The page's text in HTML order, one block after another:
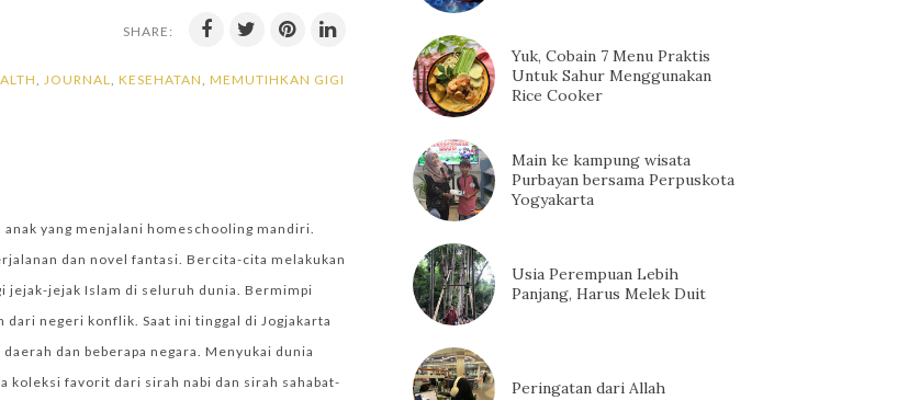
SHARE:
, JOURNAL, KESEHATAN, MEMUTIHKAN GIGI
yang menjalani homeschooling mandiri.
dan novel fantasi. Bercita-cita melakukan
jejak-jejak Islam di seluruh dunia. Bermimpi
negeri konflik. Saat ini tinggal di Jogjakarta
dan beberapa negara. Menyukai dunia
koleksi favorit dari sirah nabi dan sirah sahabat-
Yuk, Cobain 7 Menu Praktis
Untuk Sahur Menggunakan
Rice Cooker
Main ke kampung wisata
Purbayan bersama Perpuskota
Yogyakarta
Usia Perempuan Lebih
Panjang, Harus Melek Duit
Peringatan dari Allah